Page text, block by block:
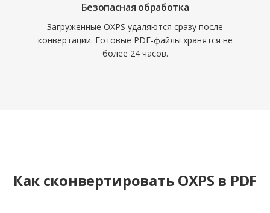
Безопасная обработка
Загруженные OXPS удаляются сразу после
конвертации. Готовые PDF-файлы хранятся не
более 24 часов.
Как сконвертировать OXPS в PDF